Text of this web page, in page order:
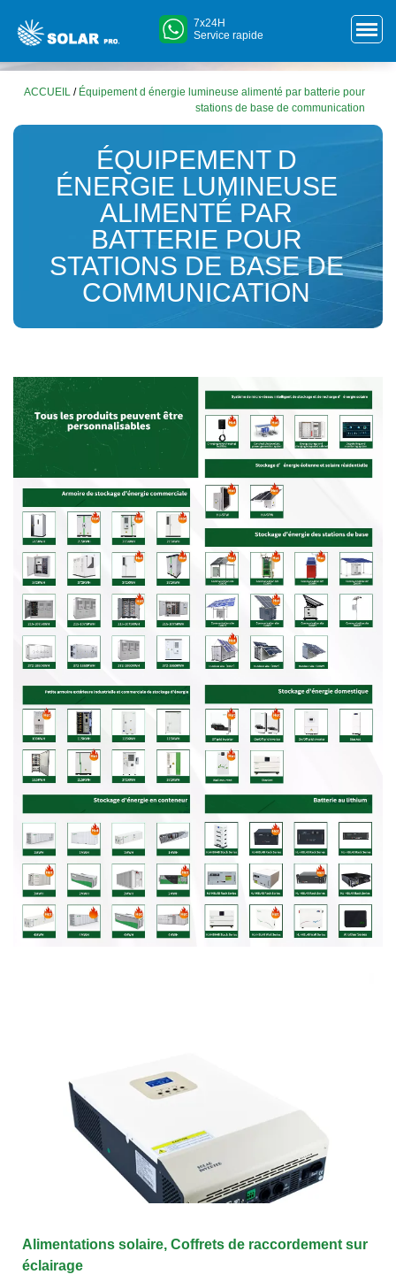
7x24H
Service rapide
ACCUEIL / Équipement d énergie lumineuse alimenté par batterie pour
stations de base de communication
ÉQUIPEMENT D
ÉNERGIE LUMINEUSE
ALIMENTÉ PAR
BATTERIE POUR
STATIONS DE BASE DE
COMMUNICATION
Alimentations solaire, Coffrets de raccordement sur
éclairage